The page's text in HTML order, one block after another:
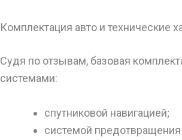
Комплектация авто и технические
Судя по отзывам, базовая
системами:
спутниковой навигацией;
системой предотвращения